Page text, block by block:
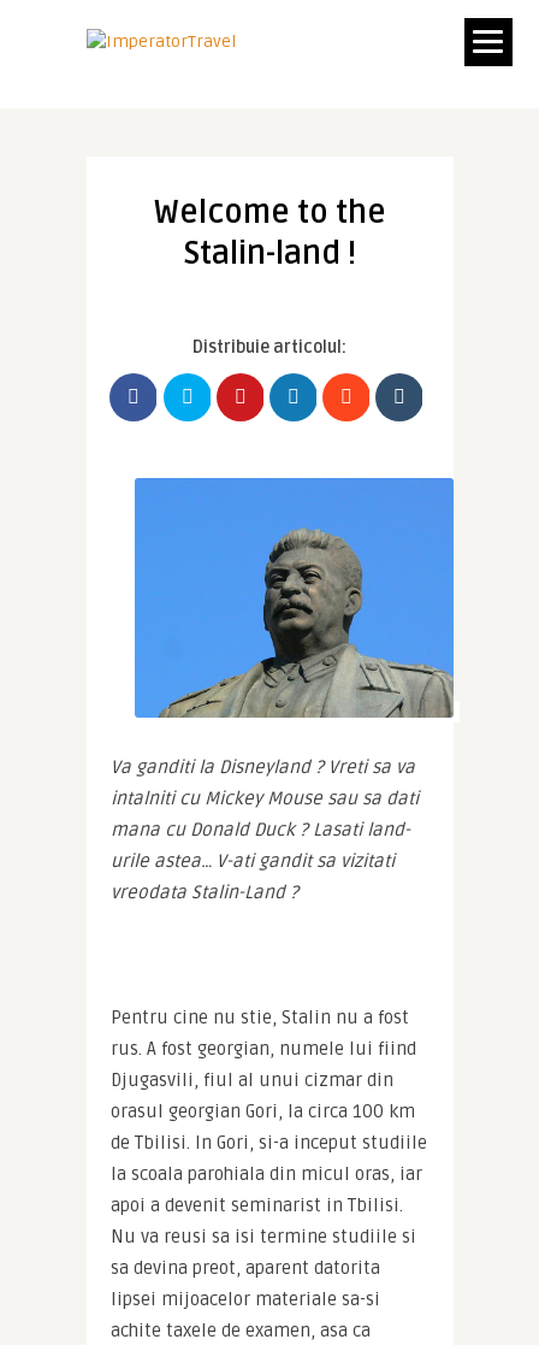
Welcome to the
Stalin-land !
Distribuie articolul:
Va ganditi la Disneyland ? Vreti sa va
intalniti cu Mickey Mouse sau sa dati
mana cu Donald Duck ? Lasati land-
urile astea… V-ati gandit sa vizitati
vreodata Stalin-Land ?
Pentru cine nu stie, Stalin nu a fost
rus. A fost georgian, numele lui fiind
Djugasvili, fiul al unui cizmar din
orasul georgian Gori, la circa 100 km
de Tbilisi. In Gori, si-a inceput studiile
la scoala parohiala din micul oras, iar
apoi a devenit seminarist in Tbilisi.
Nu va reusi sa isi termine studiile si
sa devina preot, aparent datorita
lipsei mijoacelor materiale sa-si
achite taxele de examen, asa ca